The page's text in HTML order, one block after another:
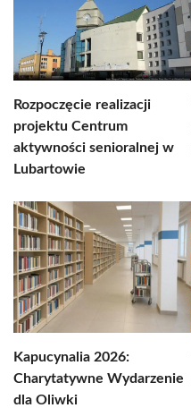
Rozpoczęcie realizacji
projektu Centrum
aktywności senioralnej w
Lubartowie
Kapucynalia 2026:
Charytatywne Wydarzenie
dla Oliwki